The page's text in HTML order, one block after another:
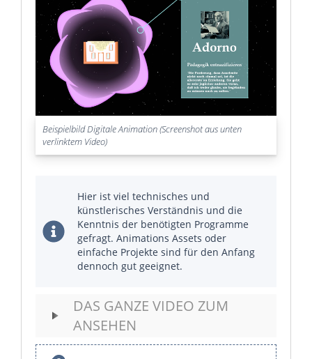
Beispielbild Digitale Animation (Screenshot aus unten
verlinktem Video)
Hier ist viel technisches und
künstlerisches Verständnis und die
Kenntnis der benötigten Programme
gefragt. Animations Assets oder
einfache Projekte sind für den Anfang
dennoch gut geeignet.
DAS GANZE VIDEO ZUM
ANSEHEN